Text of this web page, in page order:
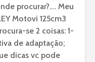
procurar?…. Meu
Motovi 125cm3
se 2 coisas: 1-
de adaptação;
dicas vc pode